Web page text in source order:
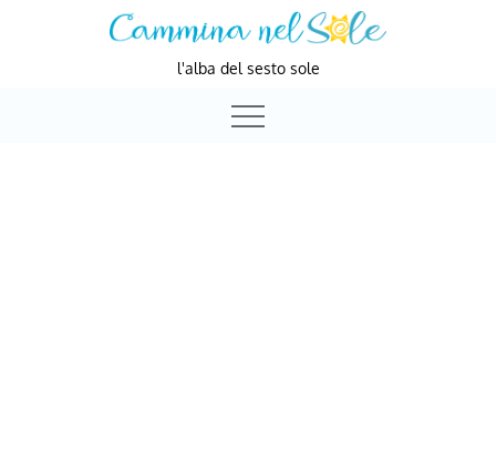
l'alba del sesto sole